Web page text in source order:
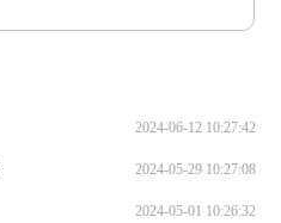
2024-06-12 10:27:42
2024-05-29 10:27:08
2024-05-01 10:26:32